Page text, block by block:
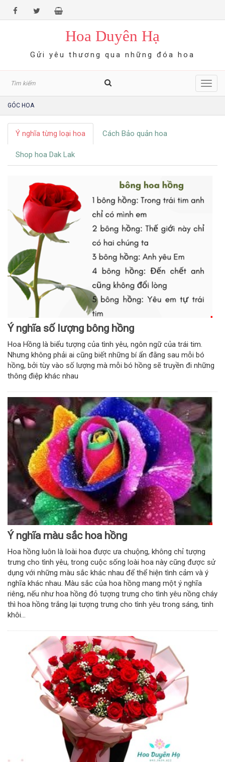
Hoa Duyên Hạ
Gửi yêu thương qua những đóa hoa
GÓC HOA
Ý nghĩa từng loại hoa Cách Bảo quản hoa
Shop hoa Dak Lak
Ý nghĩa số lượng bông hồng
Hoa Hồng là biểu tượng của tình yêu, ngôn ngữ của trái tim.
Nhưng không phải ai cũng biết những bí ẩn đằng sau mỗi bó
hồng, bởi tùy vào số lượng mà mỗi bó hồng sẽ truyền đi những
thông điệp khác nhau
Ý nghĩa màu sắc hoa hồng
Hoa hồng luôn là loài hoa được ưa chuộng, không chỉ tượng
trưng cho tình yêu, trong cuộc sống loài hoa này cũng được sử
dụng với những màu sắc khác nhau để thể hiện tình cảm và ý
nghĩa khác nhau. Màu sắc của hoa hồng mang một ý nghĩa
riêng, nếu như hoa hồng đỏ tượng trưng cho tình yêu nồng cháy
thì hoa hồng trắng lại tượng trưng cho tình yêu trong sáng, tinh
khôi...